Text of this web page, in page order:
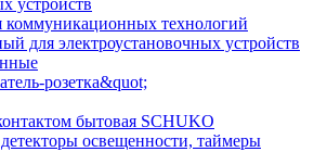
устройств
коммуникационных технологий
для электроустановочных устройств
розетка&quot;
бытовая SCHUKO
освещенности, таймеры